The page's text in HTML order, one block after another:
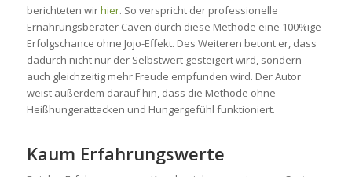
berichteten wirhier. So verspricht der professionelle
Ernährungsberater Caven durch diese Methode eine 100%ige
Erfolgschance ohne Jojo-Effekt. Des Weiteren betont er, dass
dadurch nicht nur der Selbstwert gesteigert wird, sondern
auch gleichzeitig mehr Freude empfunden wird. Der Autor
weist außerdem darauf hin, dass die Methode ohne
Heißhungerattacken und Hungergefühl funktioniert.
Kaum Erfahrungswerte